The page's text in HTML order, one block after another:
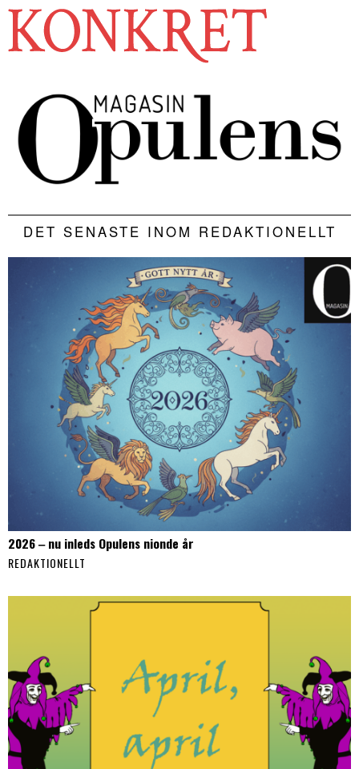
DET SENASTE INOM REDAKTIONELLT
2026 ‒ nu inleds Opulens nionde år
REDAKTIONELLT